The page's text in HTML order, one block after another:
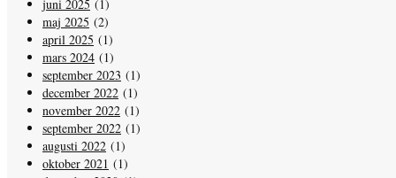
juni 2025 (1)
maj 2025 (2)
april 2025 (1)
mars 2024 (1)
september 2023 (1)
december 2022 (1)
november 2022 (1)
september 2022 (1)
augusti 2022 (1)
oktober 2021 (1)